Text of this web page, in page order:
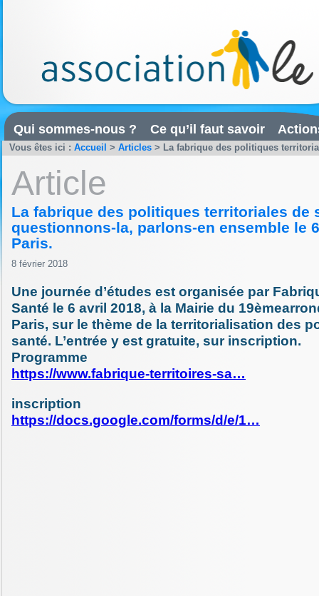
Qui sommes-nous ? Ce qu’il faut savoir
Vous êtes ici : Accueil > Articles > La fabrique des politiques
Article
La fabrique des politiques territoriales de
questionnons-la, parlons-en ensemble le
Paris.
8 février 2018
Une journée d’études est organisée par
Santé le 6 avril 2018, à la Mairie du
Paris, sur le thème de la territorialisation des
santé. L’entrée y est gratuite, sur inscription.
Programme
https://www.fabrique-territoires-sa…
inscription
https://docs.google.com/forms/d/e/1…